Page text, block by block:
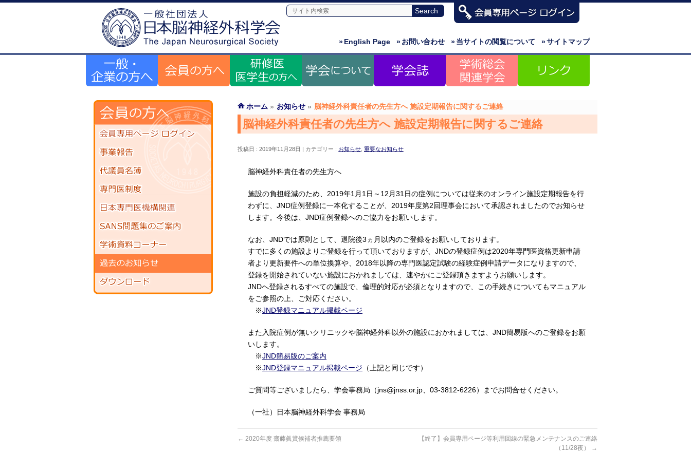
»サイトマップ
»当サイトの閲覧について
»お問い合わせ
»English Page
ホーム » お知らせ » 脳神経外科責任者の先生方へ 施設定期報告に関するご連絡
脳神経外科責任者の先生方へ 施設定期報告に関するご連絡
投稿日 : 2019年11月28日 カテゴリー : お知らせ 重要なお知らせ
脳神経外科責任者の先生方へ
施設の負担軽減のため、2019年1月1日～12月31日の症例については従来のオンライン施設定期報告を行
わずに、JND症例登録に一本化することが、2019年度第2回理事会において承認されましたのでお知らせ
します。今後は、JND症例登録へのご協力をお願いします。
なお、JNDでは原則として、退院後3ヵ月以内のご登録をお願いしております。
すでに多くの施設よりご登録を行って頂いておりますが、JNDの登録症例は2020年専門医資格更新申請
者より更新要件への単位換算や、2018年以降の専門医認定試験の経験症例申請データになりますので、
登録を開始されていない施設におかれましては、速やかにご登録頂きますようお願いします。
JNDへ登録されるすべての施設で、倫理的対応が必須となりますので、この手続きについてもマニュアル
をご参照の上、ご対応ください。
※JND登録マニュアル掲載ページ
また入院症例が無いクリニックや脳神経外科以外の施設におかれましては、JND簡易版へのご登録をお願
いします。
※JND簡易版のご案内
※JND登録マニュアル掲載ページ （上記と同じです）
ご質問等ございましたら、学会事務局（jns@jnss.or.jp、03-3812-6226）までお問合せください。
（一社）日本脳神経外科学会 事務局
← 2020年度 齋藤眞賞候補者推薦要領
【終了】会員専用ページ等利用回線の緊急メンテナンスのご連絡
（11/28夜）
→